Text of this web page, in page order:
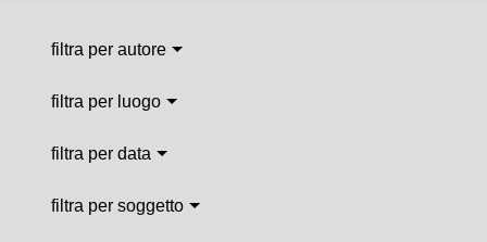
filtra per autore
filtra per luogo
filtra per data
filtra per soggetto